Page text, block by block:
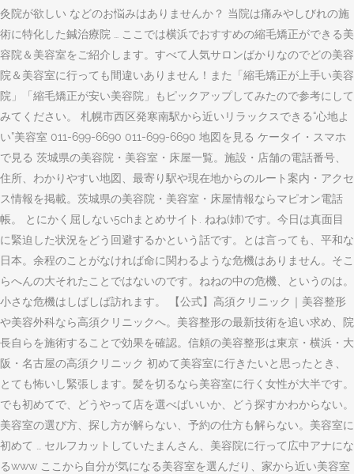
灸院が欲しい などのお悩みはありませんか？ 当院は痛みやしびれの施
術に特化した鍼治療院 … ここでは横浜でおすすめの縮毛矯正ができる美
容院＆美容室をご紹介します。すべて人気サロンばかりなのでどの美容
院＆美容室に行っても間違いありません！また「縮毛矯正が上手い美容
院」「縮毛矯正が安い美容院」もピックアップしてみたので参考にして
みてください。 札幌市西区発寒南駅から近いリラックスできる“心地よ
い”美容室 011-699-6690 011-699-6690 地図を見る ケータイ・スマホ
で見る 茨城県の美容院・美容室・床屋一覧。施設・店舗の電話番号、
住所、わかりやすい地図、最寄り駅や現在地からのルート案内・アクセ
ス情報を掲載。茨城県の美容院・美容室・床屋情報ならマピオン電話
帳。 とにかく屈しない5chまとめサイト. ねね(姉)です。今日は真面目
に緊迫した状況をどう回避するかという話です。とは言っても、平和な
日本。余程のことがなければ命に関わるような危機はありません。そこ
らへんの大それたことではないのです。ねねの中の危機、というのは。
小さな危機はしばしば訪れます。 【公式】高須クリニック｜美容整形
や美容外科なら高須クリニックへ。美容整形の最新技術を追い求め、院
長自らを施術することで効果を確認。信頼の美容整形は東京・横浜・大
阪・名古屋の高須クリニック 初めて美容室に行きたいと思ったとき、
とても怖いし緊張します。髪を切るなら美容室に行く女性が大半です。
でも初めてで、どうやって店を選べばいいか、どう探すかわからない。
美容室の選び方、探し方が解らない、予約の仕方も解らない。美容室に
初めて … セルフカットしていたまんさん、美容院に行って広中アナにな
るwww ここから自分が気になる美容室を選んだり、家から近い美容室